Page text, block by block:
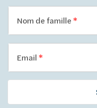
Nom de famille
Email